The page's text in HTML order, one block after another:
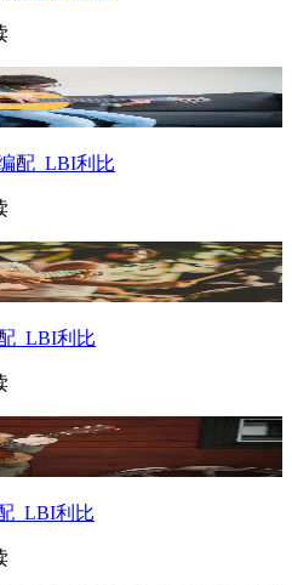
配_LBI利比
_LBI利比
_LBI利比